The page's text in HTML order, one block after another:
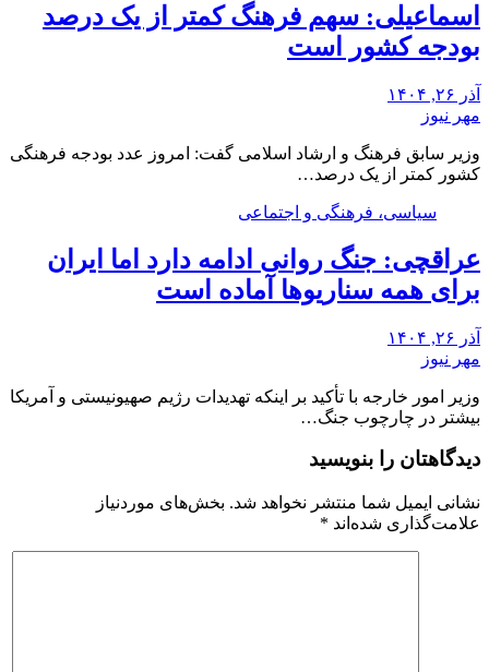
اسماعیلی: سهم فرهنگ کمتر از یک درصد
بودجه کشور است
آذر ۲۶, ۱۴۰۴
مهر نیوز
وزیر سابق فرهنگ و ارشاد اسلامی گفت: امروز عدد بودجه فرهنگی
کشور کمتر از یک درصد…
سیاسی، فرهنگی و اجتماعی
عراقچی: جنگ روانی ادامه دارد اما ایران
برای همه سناریوها آماده است
آذر ۲۶, ۱۴۰۴
مهر نیوز
وزیر امور خارجه با تأکید بر اینکه تهدیدات رژیم صهیونیستی و آمریکا
بیشتر در چارچوب جنگ…
دیدگاهتان را بنویسید
نشانی ایمیل شما منتشر نخواهد شد. بخش‌های موردنیاز
علامت‌گذاری شده‌اند *